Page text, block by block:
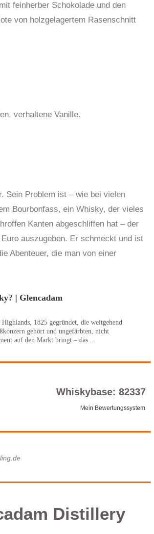
feinherber Schokolade und den
von holzgelagertem Rasenschnitt
verhaltene Vanille.
Sein Problem ist – wie bei vielen
Bourbonfass, ein Whisky, der vieles
Kanten abgeschliffen hat – der
auszugeben. Er schmeckt und ist
Abenteuer, die man von einer
| Glencadam
1825 gegründet, die weitgehend
gehört und ungefärbten, nicht
auf den Markt bringt – das ...
Whiskybase: 82337
Mein Bewertungssystem
Distillery